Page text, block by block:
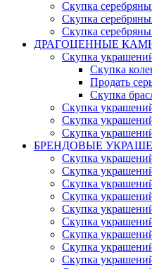
Скупка
Скупка
Скупка
ДРАГОЦЕННЫЕ
Скупка
Скупка
Продать
Скупка
Скупка
Скупка
Скупка
БРЕНДОВЫЕ
Скупка
Скупка
Скупка
Скупка
Скупка
Скупка
Скупка
Скупка
Скупка